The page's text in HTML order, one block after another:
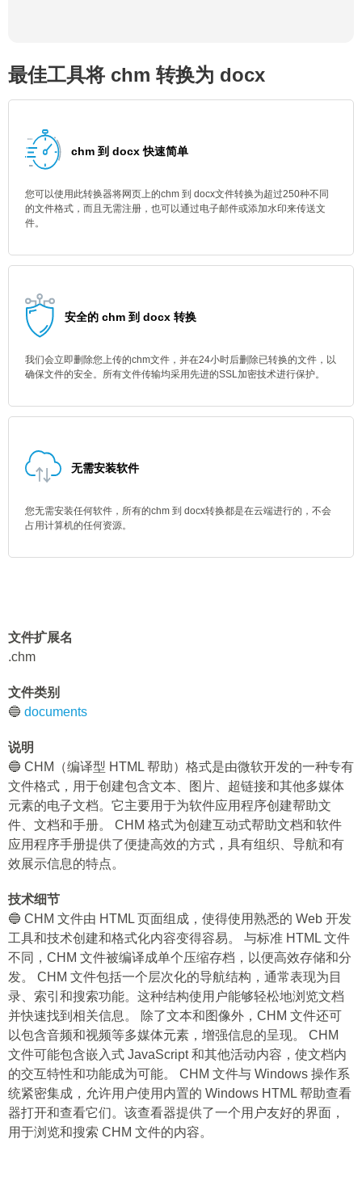
最佳工具将 chm 转换为 docx
chm 到 docx 快速简单
您可以使用此转换器将网页上的chm 到 docx文件转换为超过250种不同
的文件格式，而且无需注册，也可以通过电子邮件或添加水印来传送文
件。
安全的 chm 到 docx 转换
我们会立即删除您上传的chm文件，并在24小时后删除已转换的文件，以
确保文件的安全。所有文件传输均采用先进的SSL加密技术进行保护。
无需安装软件
您无需安装任何软件，所有的chm 到 docx转换都是在云端进行的，不会
占用计算机的任何资源。
文件扩展名
.chm
文件类别
🔵 documents
说明
🔵 CHM（编译型 HTML 帮助）格式是由微软开发的一种专有
文件格式，用于创建包含文本、图片、超链接和其他多媒体
元素的电子文档。它主要用于为软件应用程序创建帮助文
件、文档和手册。 CHM 格式为创建互动式帮助文档和软件
应用程序手册提供了便捷高效的方式，具有组织、导航和有
效展示信息的特点。
技术细节
🔵 CHM 文件由 HTML 页面组成，使得使用熟悉的 Web 开发
工具和技术创建和格式化内容变得容易。 与标准 HTML 文件
不同，CHM 文件被编译成单个压缩存档，以便高效存储和分
发。 CHM 文件包括一个层次化的导航结构，通常表现为目
录、索引和搜索功能。这种结构使用户能够轻松地浏览文档
并快速找到相关信息。 除了文本和图像外，CHM 文件还可
以包含音频和视频等多媒体元素，增强信息的呈现。 CHM
文件可能包含嵌入式 JavaScript 和其他活动内容，使文档内
的交互特性和功能成为可能。 CHM 文件与 Windows 操作系
统紧密集成，允许用户使用内置的 Windows HTML 帮助查看
器打开和查看它们。该查看器提供了一个用户友好的界面，
用于浏览和搜索 CHM 文件的内容。